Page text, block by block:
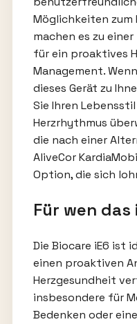
Möglichkeiten zum
machen es zu
für ein proaktives
Management.
dieses Gerät zu
Sie Ihren
Herzrhythmus
die nach einer
AliveCor
Option, die sich
Für wen das
Die Biocare iE6 ist
einen proaktiven
Herzgesundheit
insbesondere für
Bedenken oder